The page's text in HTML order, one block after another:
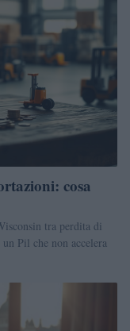
cosa
tra perdita di
Pil che non accelera